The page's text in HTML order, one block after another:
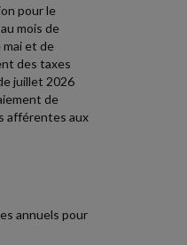
pour le
mois de
et de
des taxes
juillet 2026
de
afférentes aux
annuels pour